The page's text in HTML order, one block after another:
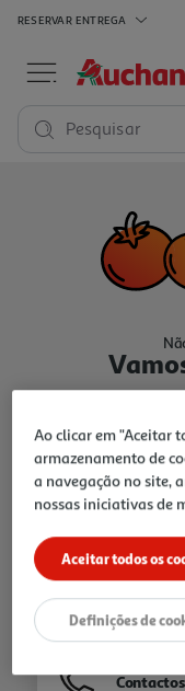
RESERVAR ENTREGA
Pesquisar
Ir para
Contactos
Ao clicar em "Aceitar
armazenamento de
a navegação no site,
nossas iniciativas de
Aceitar todos os
Definições de